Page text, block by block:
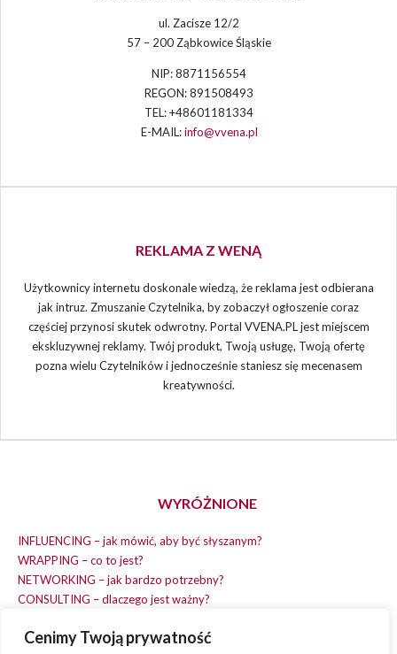
Cenimy Twoją prywatność
ul. Zacisze 12/2
57 – 200 Ząbkowice Śląskie
NIP: 8871156554
REGON: 891508493
TEL: +48601181334
E-MAIL:info@vvena.pl
REKLAMA Z WENĄ
Użytkownicy internetu doskonale wiedzą, że reklama jest odbierana
jak intruz. Zmuszanie Czytelnika, by zobaczył ogłoszenie coraz
częściej przynosi skutek odwrotny. Portal VVENA.PL jest miejscem
ekskluzywnej reklamy. Twój produkt, Twoją usługę, Twoją ofertę
pozna wielu Czytelników i jednocześnie staniesz się mecenasem
kreatywności.
WYRÓŻNIONE
INFLUENCING – jak mówić, aby być słyszanym?
WRAPPING – co to jest?
NETWORKING – jak bardzo potrzebny?
CONSULTING – dlaczego jest ważny?
EARNING – jak zarobić na dobrym pomyśle?